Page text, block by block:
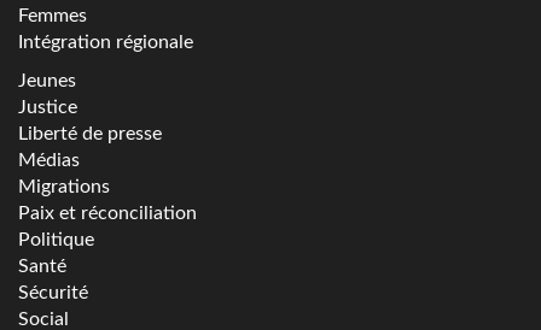
Femmes
Intégration régionale
Jeunes
Justice
Liberté de presse
Médias
Migrations
Paix et réconciliation
Politique
Santé
Sécurité
Social